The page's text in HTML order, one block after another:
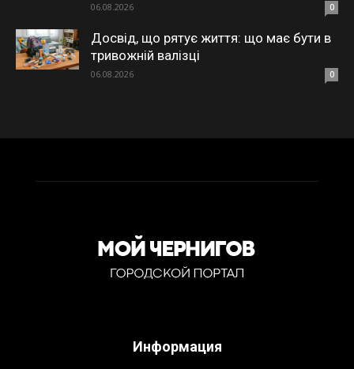
06.08.2026 0
Досвід, що рятує життя: що має бути в
тривожній валізці
06.08.2026 0
Информация